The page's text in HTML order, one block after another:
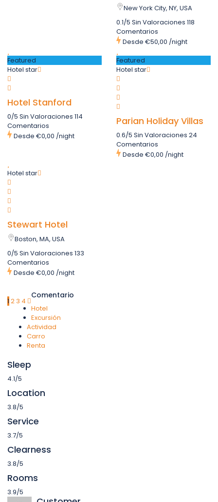
New York City, NY, USA
0.1/5 Sin Valoraciones 118
Comentarios
Desde €50,00 /night
Featured
Hotel star
Hotel Stanford
0/5 Sin Valoraciones 114
Comentarios
Desde €0,00 /night
Featured
Hotel star
Parian Holiday Villas
0.6/5 Sin Valoraciones 24
Comentarios
Desde €0,00 /night
Hotel star
Stewart Hotel
Boston, MA, USA
0/5 Sin Valoraciones 133
Comentarios
Desde €0,00 /night
1 23 4
Comentario
Hotel
Excursión
Actividad
Carro
Renta
Sleep
4.1/5
Location
3.8/5
Service
3.7/5
Clearness
3.8/5
Rooms
3.9/5